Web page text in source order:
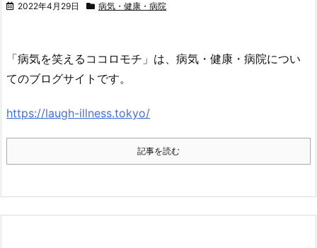
2022年4月29日 病気・健康・病院
「病気を笑えるココロモチ」は、病気・健康・病院につい
てのブログサイトです。
https://laugh-illness.tokyo/
記事を読む